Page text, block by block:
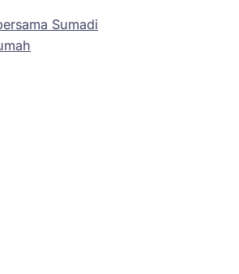
Sumadi